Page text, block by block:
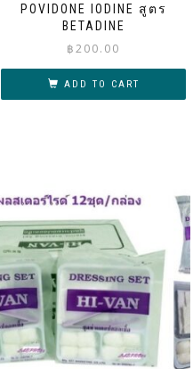
POVIDONE IODINE สูตร
BETADINE
฿200.00
ADD TO CART